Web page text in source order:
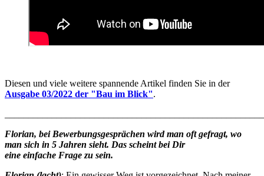
Diesen und viele weitere spannende Artikel finden Sie in der
Ausgabe 03/2022 der "Bau im Blick".
Florian, bei Bewerbungsgesprächen wird man oft gefragt, wo
man sich in 5 Jahren sieht. Das scheint bei Dir
eine einfache Frage zu sein.